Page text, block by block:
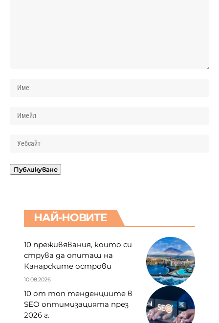
НАЙ-НОВИТЕ
10 преживявания, които си
струва да опиташ на
Канарските острови
10.08.2026
10 от топ тенденциите в
SEO оптимизацията през
2026 г.